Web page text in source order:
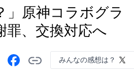
」原神コラボグラ
、交換対応へ
みんなの感想は？